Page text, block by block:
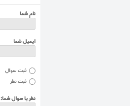
نام شما
ایمیل شما
ثبت سوال
ثبت نظر
نظر یا سوال شما: